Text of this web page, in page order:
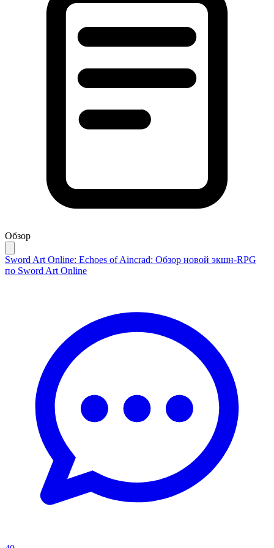
Обзор
Sword Art Online: Echoes of Aincrad: Обзор новой экшн-RPG
по Sword Art Online